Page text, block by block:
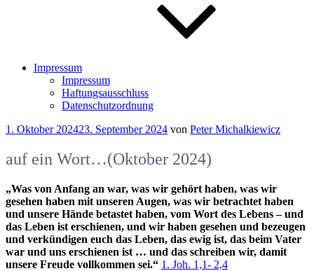
Impressum
Impressum
Haftungsausschluss
Datenschutzordnung
Veröffentlicht
1. Oktober 202423. September 2024 von Peter Michalkiewicz
auf ein Wort…(Oktober 2024)
„Was von Anfang an war, was wir gehört haben, was wir
gesehen haben mit unseren Augen, was wir betrachtet haben
und unsere Hände betastet haben, vom Wort des Lebens – und
das Leben ist erschienen, und wir haben gesehen und bezeugen
und verkündigen euch das Leben, das ewig ist, das beim Vater
war und uns erschienen ist … und das schreiben wir, damit
unsere Freude vollkommen sei.“ 1. Joh. 1,1- 2,4